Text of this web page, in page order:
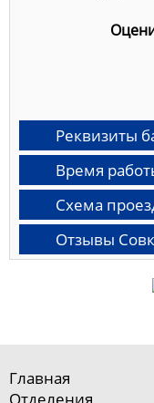
Реквизиты
Время
Схема
Отзывы
Главная
Отделения